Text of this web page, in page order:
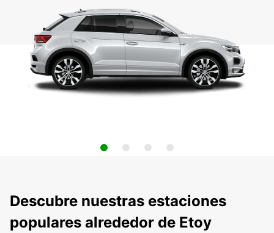
Descubre nuestras estaciones
populares alrededor de Etoy